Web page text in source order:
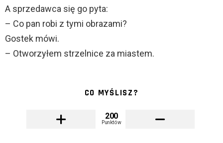
A sprzedawca się go pyta:
– Co pan robi z tymi obrazami?
Gostek mówi.
– Otworzyłem strzelnice za miastem.
CO MYŚLISZ?
200
Punktów